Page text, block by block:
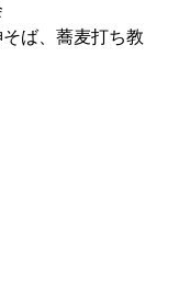
ば、蕎麦打ち教